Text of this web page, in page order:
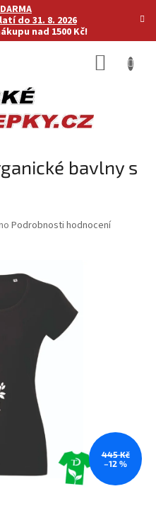
do 31. 8. 2026
nad 1500 Kč!
bavlny s
Podrobnosti hodnocení
445 Kč
–12 %